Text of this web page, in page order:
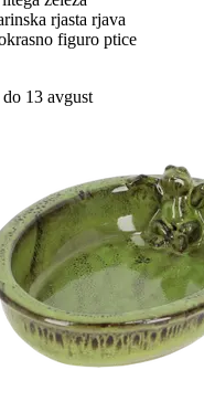
rjasta rjava
figuro ptice
13 avgust